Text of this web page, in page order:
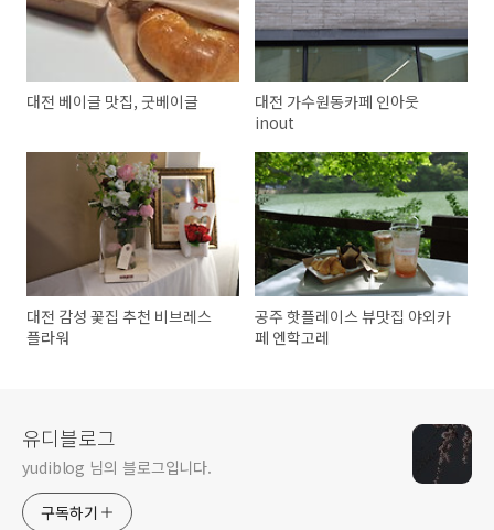
대전 베이글 맛집, 굿베이글
대전 가수원동카페 인아웃
inout
대전 감성 꽃집 추천 비브레스
플라워
공주 핫플레이스 뷰맛집 야외카
페 엔학고레
유디블로그
yudiblog 님의 블로그입니다.
구독하기